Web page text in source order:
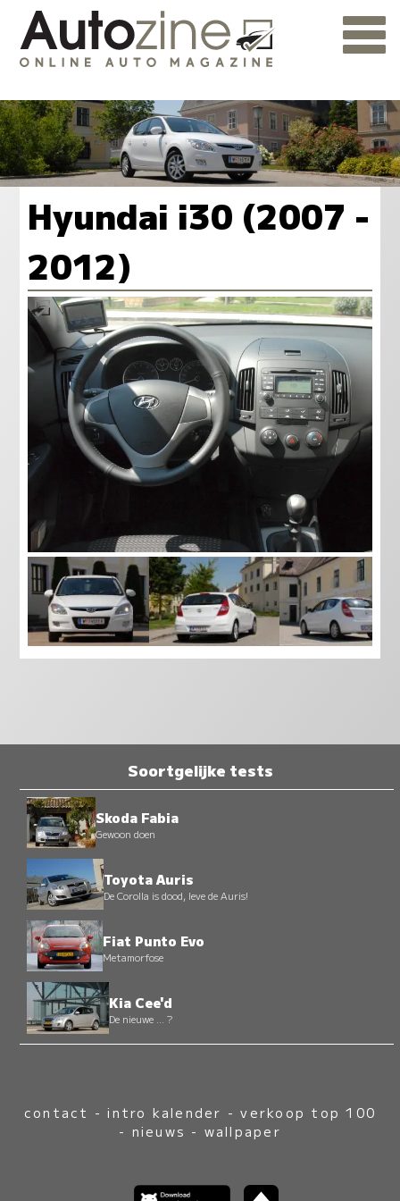
Hyundai i30 (2007 -
2012)
Soortgelijke tests
Skoda Fabia
Gewoon doen
Toyota Auris
De Corolla is dood, leve de Auris!
Fiat Punto Evo
Metamorfose
Kia Cee'd
De nieuwe ... ?
contact -intro kalender -verkoop top 100
- nieuws - wallpaper